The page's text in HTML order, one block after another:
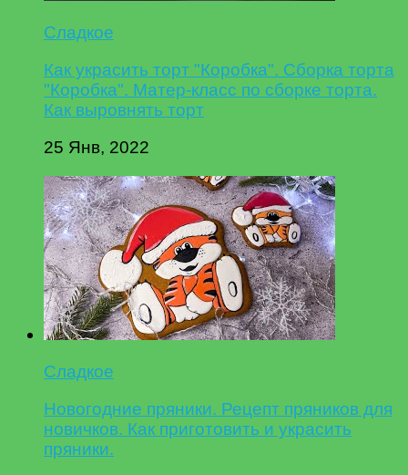
Сладкое
Как украсить торт "Коробка". Сборка торта
"Коробка". Матер-класс по сборке торта.
Как выровнять торт
25 Янв, 2022
Сладкое
Новогодние пряники. Рецепт пряников для
новичков. Как приготовить и украсить
пряники.